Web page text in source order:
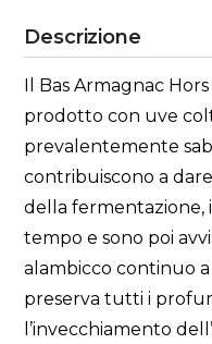
Descrizione
Il Bas Armagnac
prodotto con uve
prevalentemente
contribuiscono a
della fermentazione,
tempo e sono poi
alambicco continuo
preserva tutti i
l’invecchiamento